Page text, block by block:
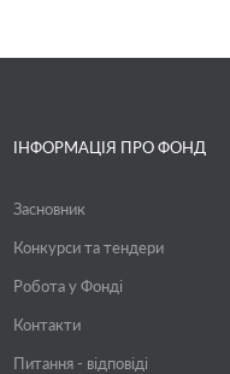
ІНФОРМАЦІЯ ПРО ФОНД
Засновник
Конкурси та тендери
Робота у Фонді
Контакти
Питання - відповіді